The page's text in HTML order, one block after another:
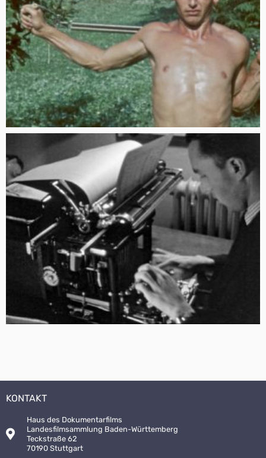
KONTAKT
Haus des Dokumentarfilms
Landesfilmsammlung Baden-Württemberg
Teckstraße 62
70190 Stuttgart